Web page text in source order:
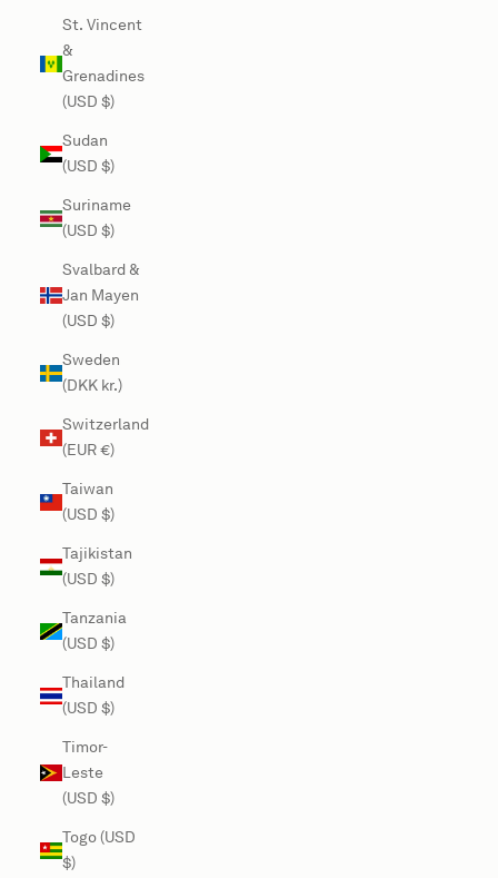
St. Vincent
&
Grenadines
(USD $)
Sudan
(USD $)
Suriname
(USD $)
Svalbard &
Jan Mayen
(USD $)
Sweden
(DKK kr.)
Switzerland
(EUR €)
Taiwan
(USD $)
Tajikistan
(USD $)
Tanzania
(USD $)
Thailand
(USD $)
Timor-
Leste
(USD $)
Togo (USD
$)